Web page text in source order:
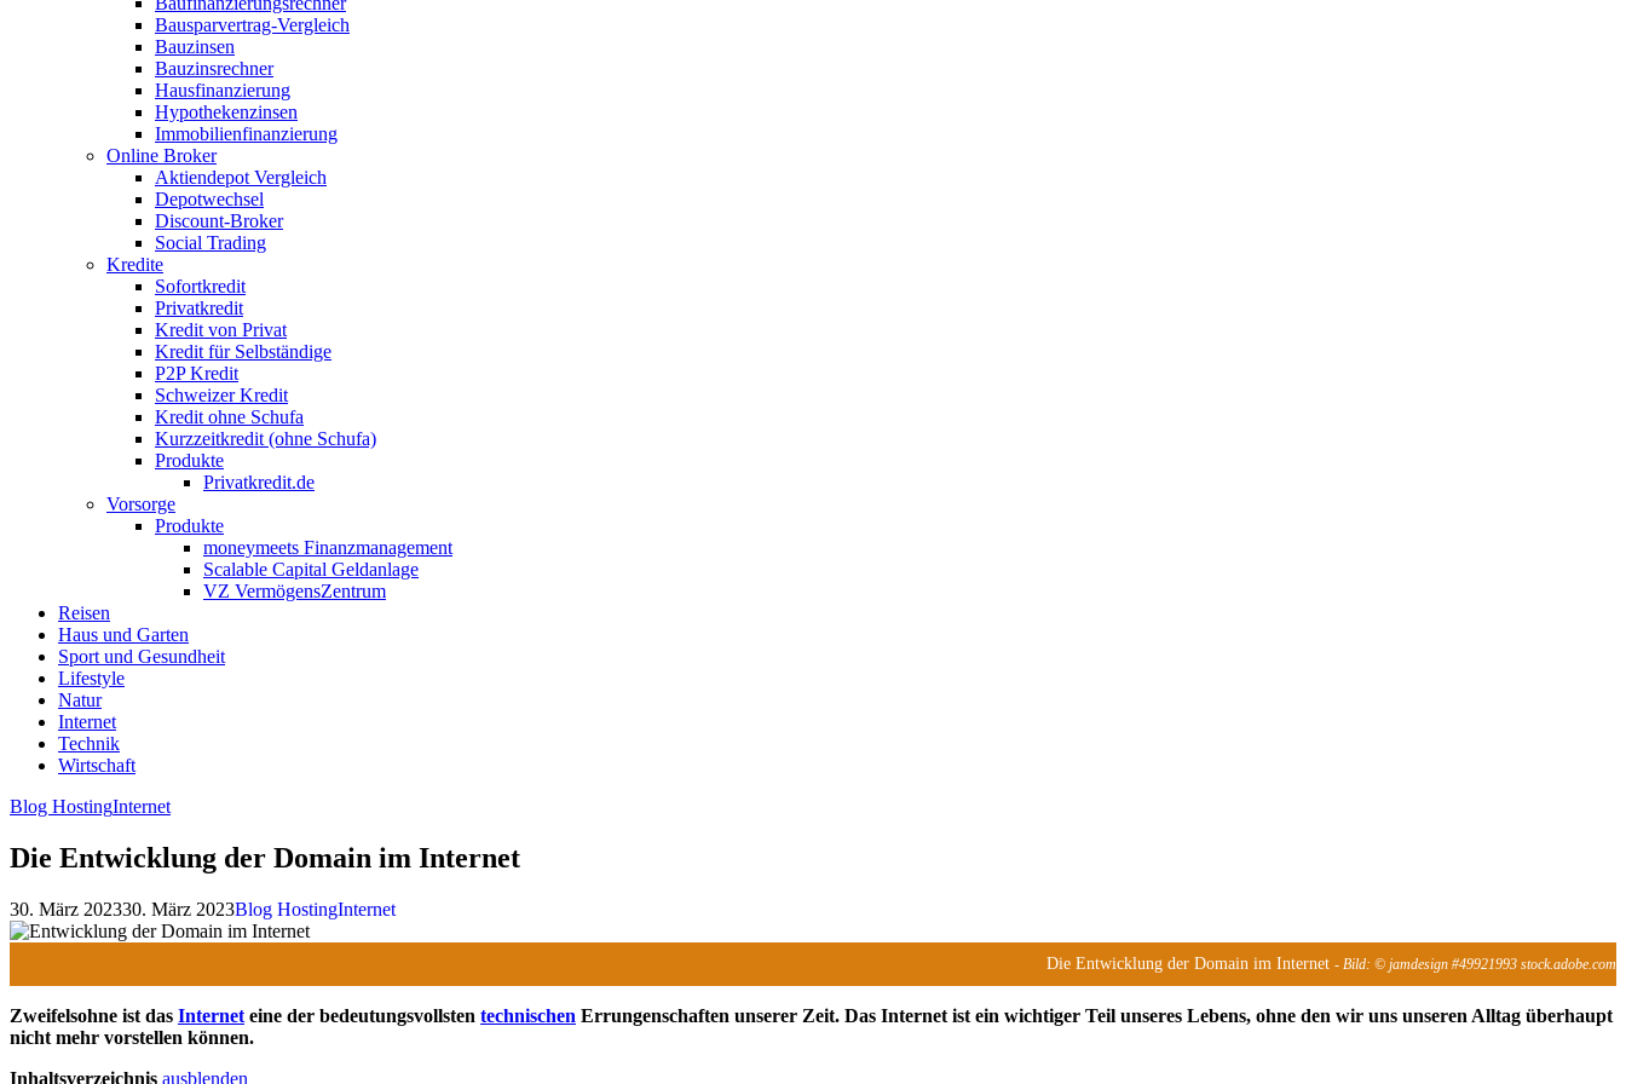
Bausparvertrag-Vergleich
Bauzinsen
Bauzinsrechner
Hausfinanzierung
Hypothekenzinsen
Immobilienfinanzierung
Online Broker
Aktiendepot Vergleich
Depotwechsel
Discount-Broker
Social Trading
Kredite
Sofortkredit
Privatkredit
Kredit von Privat
Kredit für Selbständige
P2P Kredit
Schweizer Kredit
Kredit ohne Schufa
Kurzzeitkredit (ohne Schufa)
Produkte
Privatkredit.de
Vorsorge
Produkte
moneymeets Finanzmanagement
Scalable Capital Geldanlage
VZ VermögensZentrum
Reisen
Haus und Garten
Sport und Gesundheit
Lifestyle
Natur
Internet
Technik
Wirtschaft
Blog HostingInternet
Die Entwicklung der Domain im Internet
30. März 202330. März 2023Blog HostingInternet
Die Entwicklung der Domain im Internet - Bild: © jamdesign #49921993 stock.adobe.com
Zweifelsohne ist das Internet eine der bedeutungsvollsten technischen Errungenschaften unserer Zeit. Das Internet ist ein wichtiger Teil unseres Lebens, ohne den wir uns unseren Alltag überhaupt
nicht mehr vorstellen können.
Inhaltsverzeichnis ausblenden